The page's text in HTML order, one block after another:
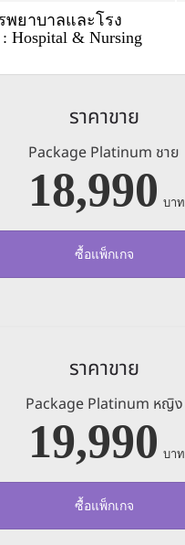
พยาบาลและโรง
Hospital & Nursing
ราคาขาย
Package Platinum ชาย
18,990 บาท
ซื้อแพ็กเกจ
ราคาขาย
Package Platinum หญิง
19,990 บาท
ซื้อแพ็กเกจ